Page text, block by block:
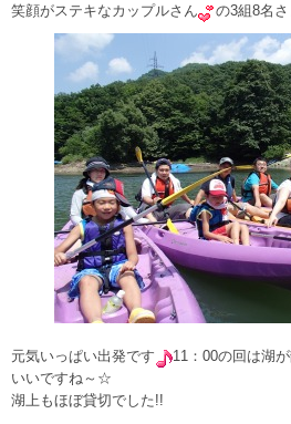
笑顔がステキなカップルさん
の3組8名
元気いっぱい出発です
11：00の回は湖
いいですね～☆
湖上もほぼ貸切でした!!